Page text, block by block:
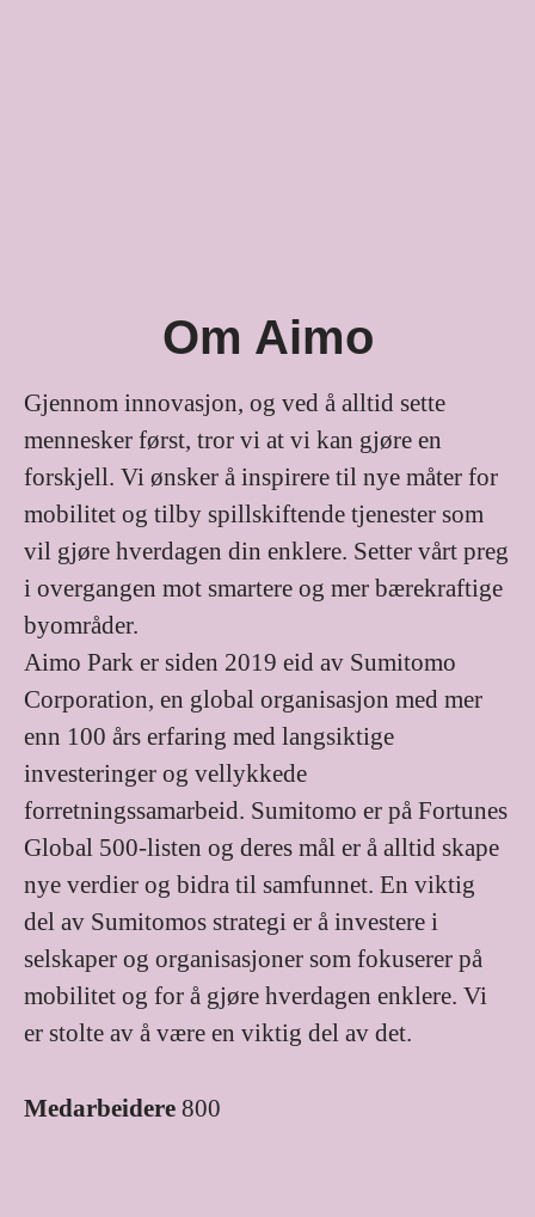
Om Aimo
Gjennom innovasjon, og ved å alltid sette
mennesker først, tror vi at vi kan gjøre en
forskjell. Vi ønsker å inspirere til nye måter for
mobilitet og tilby spillskiftende tjenester som
vil gjøre hverdagen din enklere. Setter vårt preg
i overgangen mot smartere og mer bærekraftige
byområder.
Aimo Park er siden 2019 eid av Sumitomo
Corporation, en global organisasjon med mer
enn 100 års erfaring med langsiktige
investeringer og vellykkede
forretningssamarbeid. Sumitomo er på Fortunes
Global 500-listen og deres mål er å alltid skape
nye verdier og bidra til samfunnet. En viktig
del av Sumitomos strategi er å investere i
selskaper og organisasjoner som fokuserer på
mobilitet og for å gjøre hverdagen enklere. Vi
er stolte av å være en viktig del av det.
Medarbeidere 800